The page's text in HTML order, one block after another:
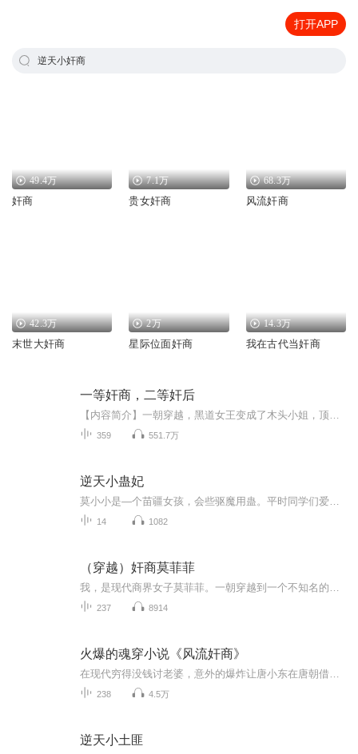
打开APP
逆天小奸商
49.4万
奸商
7.1万
贵女奸商
68.3万
风流奸商
42.3万
末世大奸商
2万
星际位面奸商
14.3万
我在古代当奸商
一等奸商，二等奸后
359 551.7万
逆天小蛊妃
14 1082
（穿越）奸商莫菲菲
237 8914
火爆的魂穿小说《风流奸商》
238 4.5万
逆天小土匪